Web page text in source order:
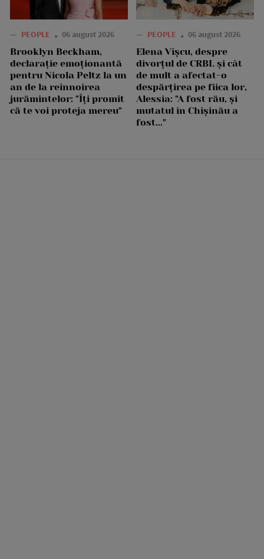
— PEOPLE 06 august 2026
Brooklyn Beckham,
declarație emoționantă
pentru Nicola Peltz la un
an de la reînnoirea
jurămintelor: "Îți promit
că te voi proteja mereu"
— PEOPLE 06 august 2026
Elena Vîșcu, despre
divorțul de CRBL și cât
de mult a afectat-o
despărțirea pe fiica lor,
Alessia: "A fost rău, și
mutatul în Chișinău a
fost..."